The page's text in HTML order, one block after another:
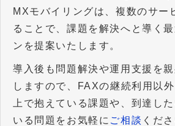
MXモバイリングは、複数のサー
ることで、課題を解決へと導く
ンを提案いたします。
導入後も問題解決や運用支援を
しますので、FAXの継続利用以
上で抱えている課題や、到達し
いる問題をお気軽に ご相談 くださ